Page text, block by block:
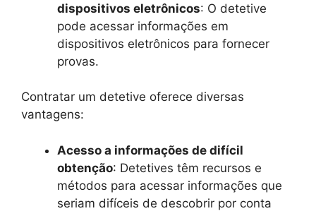
dispositivos eletrônicos: O detetive
pode acessar informações em
dispositivos eletrônicos para fornecer
provas.
Contratar um detetive oferece diversas
vantagens:
Acesso a informações de difícil
obtenção: Detetives têm recursos e
métodos para acessar informações que
seriam difíceis de descobrir por conta